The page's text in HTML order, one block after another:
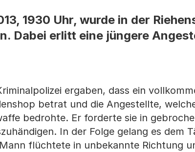
1930 Uhr, wurde in der
Dabei erlitt eine jüngere
ergaben, dass ein
betrat und die Angestellte,
bedrohte. Er forderte sie in
In der Folge gelang es dem
flüchtete in unbekannte Richtung